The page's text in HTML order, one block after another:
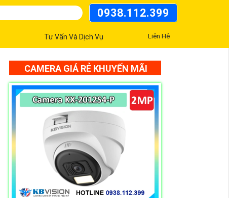
0938.112.399
Tư Vấn Và Dịch Vụ Liên Hệ
CAMERA GIÁ RẺ KHUYẾN MÃI